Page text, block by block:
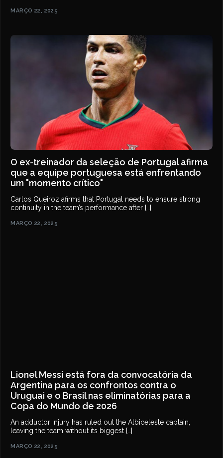
MARÇO 22, 2025
O ex-treinador da seleção de Portugal afirma
que a equipe portuguesa está enfrentando
um "momento crítico"
Carlos Queiroz afirms that Portugal needs to ensure strong
continuity in the team’s performance after […]
MARÇO 22, 2025
Lionel Messi está fora da convocatória da
Argentina para os confrontos contra o
Uruguai e o Brasil nas eliminatórias para a
Copa do Mundo de 2026
An adductor injury has ruled out the Albiceleste captain,
leaving the team without its biggest […]
MARÇO 22, 2025